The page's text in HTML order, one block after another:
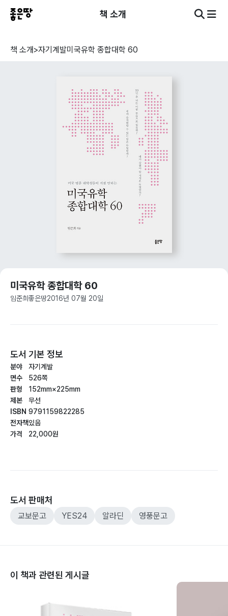
책 소개
책 소개>자기계발미국유학 종합대학 60
미국유학 종합대학 60
임준희좋은땅2016년 07월 20일
도서 기본 정보
분야
면수
판형
제본
ISBN
전자책
가격
자기계발
526쪽
152mm×225mm
무선
9791159822285
있음
22,000원
도서 판매처
교보문고 YES24 알라딘 영풍문고
이 책과 관련된 게시글